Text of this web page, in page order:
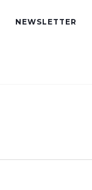
NEWSLETTER